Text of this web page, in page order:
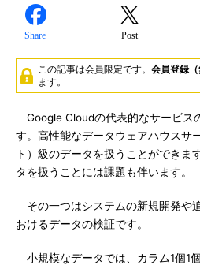
Share Post
この記事は会員限定です。 会員登録（
ます。
Google Cloudの代表的なサービス
す。高性能なデータウェアハウスサ
ト）級のデータを扱うことができま
タを扱うことには課題も伴います。
その一つはシステムの新規開発や
おけるデータの検証です。
小規模なデータでは、カラム1個1